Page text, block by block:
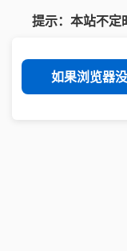
提示：本站不定
如果浏览器